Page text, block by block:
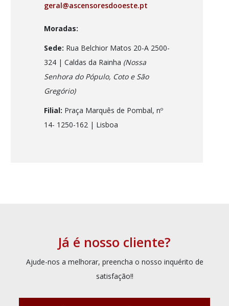
geral@ascensoresdooeste.pt
Moradas:
Sede: Rua Belchior Matos 20-A 2500-
324 | Caldas da Rainha (Nossa
Senhora do Pópulo, Coto e São
Gregório)
Filial: Praça Marquês de Pombal, nº
14- 1250-162 | Lisboa
Já é nosso cliente?
Ajude-nos a melhorar, preencha o nosso inquérito de
satisfação!!